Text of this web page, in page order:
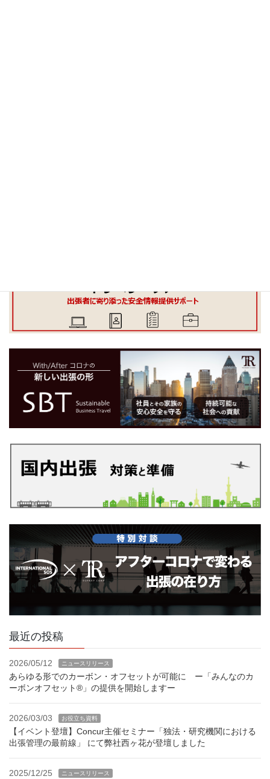
最近の投稿
2026/05/12 ニュースリリース
あらゆる形でのカーボン・オフセットが可能に ー「みんなのカ
ーボンオフセット®」の提供を開始しますー
2026/03/03 お役立ち資料
【イベント登壇】Concur主催セミナー「独法・研究機関における
出張管理の最前線」 にて弊社西ヶ花が登壇しました
2025/12/25 ニュースリリース